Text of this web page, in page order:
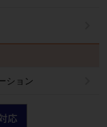
ション